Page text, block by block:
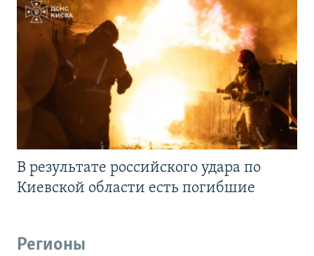
В результате российского удара по
Киевской области есть погибшие
Регионы